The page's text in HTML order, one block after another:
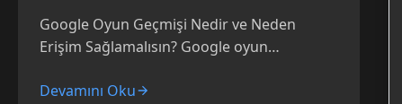
Google Oyun Geçmişi Nedir ve Neden
Erişim Sağlamalısın? Google oyun
kullanıcının karşılaştığı en büyük sorun bu...
Devamını Oku